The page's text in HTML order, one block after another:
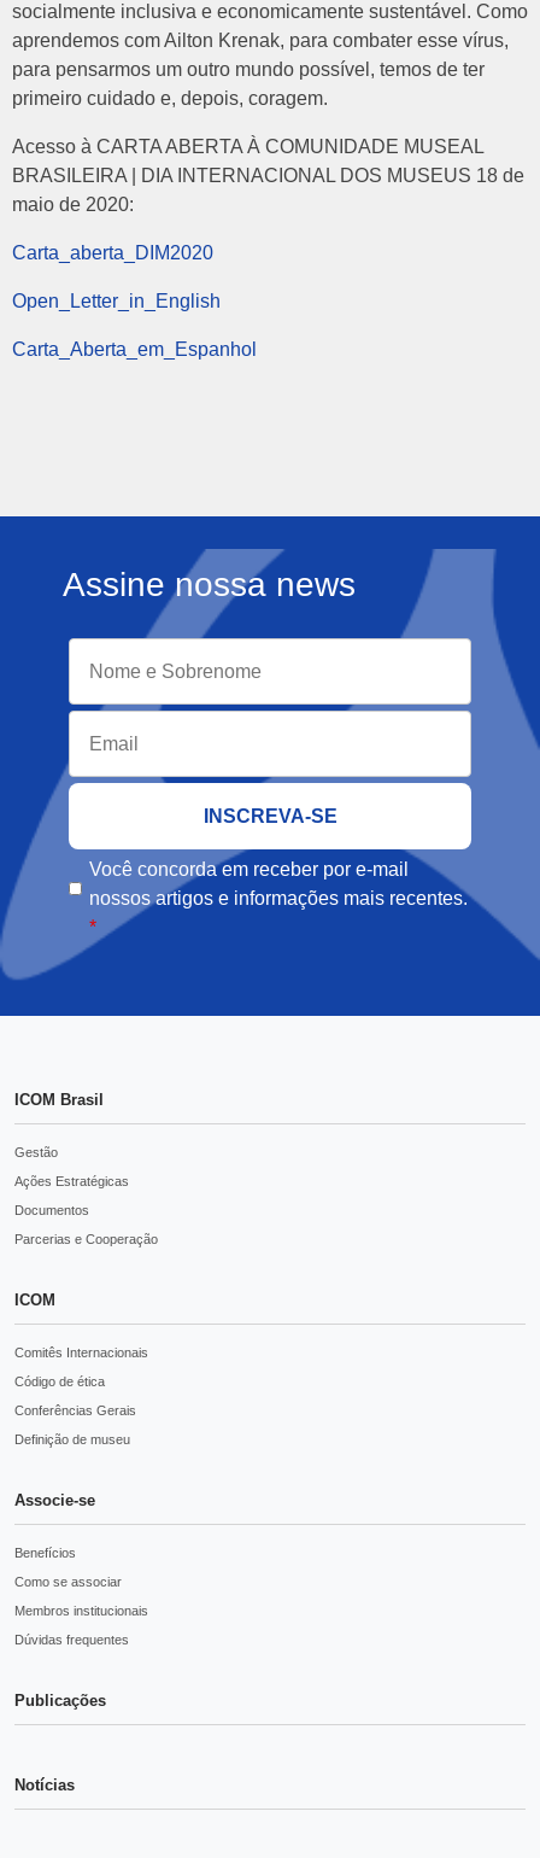
socialmente inclusiva e economicamente sustentável. Como
aprendemos com Ailton Krenak, para combater esse vírus,
para pensarmos um outro mundo possível, temos de ter
primeiro cuidado e, depois, coragem.
Acesso à CARTA ABERTA À COMUNIDADE MUSEAL
BRASILEIRA | DIA INTERNACIONAL DOS MUSEUS 18 de
maio de 2020:
Carta_aberta_DIM2020
Open_Letter_in_English
Carta_Aberta_em_Espanhol
Assine nossa news
Você concorda em receber por e-mail
nossos artigos e informações mais recentes.
*
ICOM Brasil
Gestão
Ações Estratégicas
Documentos
Parcerias e Cooperação
ICOM
Comitês Internacionais
Código de ética
Conferências Gerais
Definição de museu
Associe-se
Benefícios
Como se associar
Membros institucionais
Dúvidas frequentes
Publicações
Notícias